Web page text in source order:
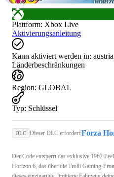
Plattform: Xbox Live
Aktivierungsanleitung
Kann aktiviert werden in: austria
Länderbeschränkungen
Region: GLOBAL
Typ: Schlüssel
DLC Dieser DLC erfordert:
Der Code entsperrt das exklusive 1962
Horizon 6, das über die Trolli Gaming-